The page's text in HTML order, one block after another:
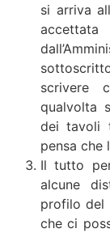
si arriva
accettata
scrivere
qualvolta
dei tavoli
pensa che
Il tutto
alcune
profilo del
che ci